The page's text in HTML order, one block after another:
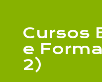
Cursos
e
2)